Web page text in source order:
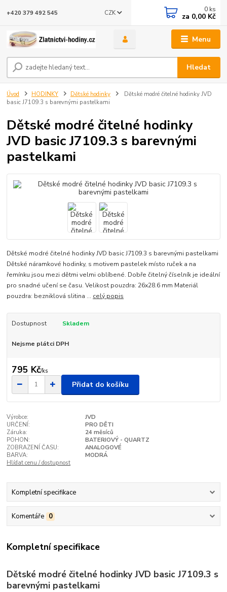
Menu
CZK
Hledat
+420 379 492 545 0 ks
za 0,00 Kč
Úvod HODINKY Dětské hodinky
Dětské modré čitelné hodinky JVD
basic J7109.3 s barevnými pastelkami
Dětské modré čitelné hodinky
JVD basic J7109.3 s barevnými
pastelkami
Dětské modré čitelné hodinky JVD basic J7109.3 s barevnými pastelkami
Dětské náramkové hodinky, s motivem pastelek místo ruček a na
řemínku jsou mezi dětmi velmi oblíbené. Dobře čitelný číselník je ideální
pro snadné učení se času. Velikost pouzdra: 26x28.6 mm Materiál
pouzdra: bezniklová slitina ... celý popis
Dostupnost Skladem
Nejsme plátci DPH
795 Kč/ks
Přidat do košíku
Výrobce:
JVD
URČENÍ:
PRO DĚTI
Záruka:
24 měsíců
POHON:
BATERIOVÝ - QUARTZ
ZOBRAZENÍ ČASU:
ANALOGOVÉ
BARVA:
MODRÁ
Hlídat cenu / dostupnost
Kompletní specifikace
Komentáře 0
Kompletní specifikace
Dětské modré čitelné hodinky JVD basic J7109.3 s
barevnými pastelkami